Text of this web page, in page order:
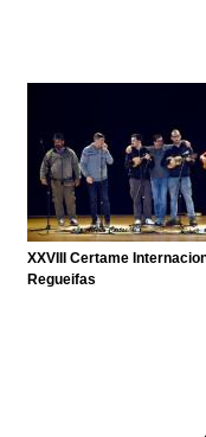
XXVIII Certame
Regueifas